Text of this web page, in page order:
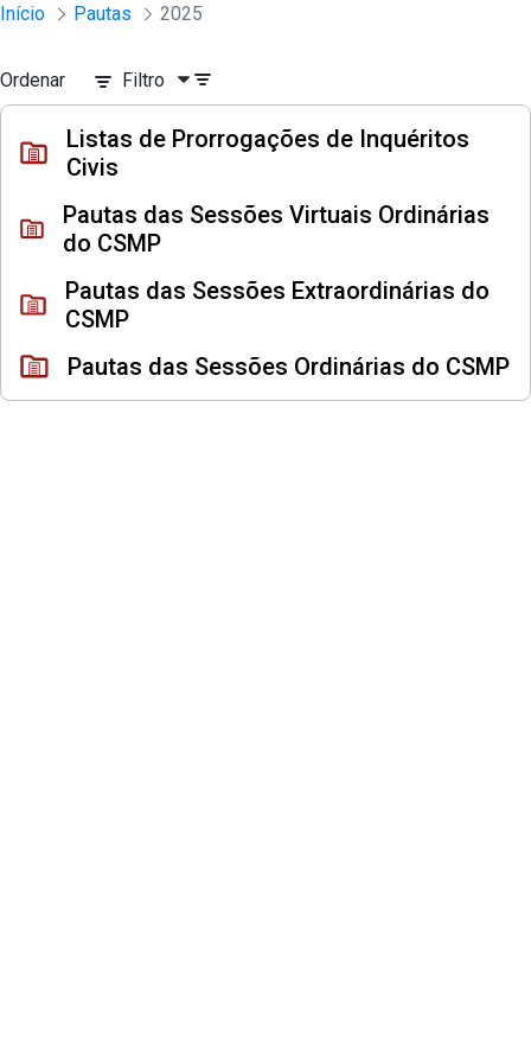
Pular para o Conteúdo principal
Sessões e Reuniões - Documentos
Início Pautas 2025
Ordenar Filtro
Listas de Prorrogações de Inquéritos
Civis
Pautas das Sessões Virtuais Ordinárias
do CSMP
Pautas das Sessões Extraordinárias do
CSMP
Pautas das Sessões Ordinárias do CSMP